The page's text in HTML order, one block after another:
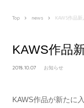
Top news KAWS作品
KAWS作品
2018.10.07 お知らせ
KAWS作品が新たに